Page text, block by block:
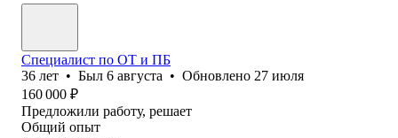
Специалист по ОТ и ПБ
36 лет • Был 6 августа • Обновлено 27 июля
160 000 ₽
Предложили работу, решает
Общий опыт